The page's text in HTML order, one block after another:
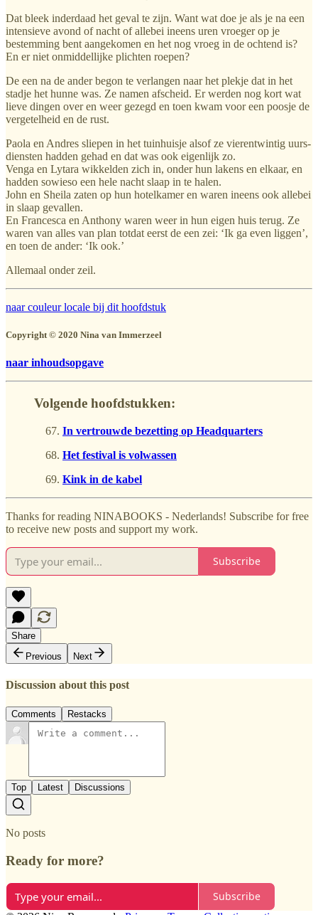
Dat bleek inderdaad het geval te zijn. Want wat doe je als je na een
intensieve avond of nacht of allebei ineens uren vroeger op je
bestemming bent aangekomen en het nog vroeg in de ochtend is?
En er niet onmiddellijke plichten roepen?
De een na de ander begon te verlangen naar het plekje dat in het
stadje het hunne was. Ze namen afscheid. Er werden nog kort wat
lieve dingen over en weer gezegd en toen kwam voor een poosje de
vergetelheid en de rust.
Paola en Andres sliepen in het tuinhuisje alsof ze vierentwintig uurs-
diensten hadden gehad en dat was ook eigenlijk zo.
Venga en Lytara wikkelden zich in, onder hun lakens en elkaar, en
hadden sowieso een hele nacht slaap in te halen.
John en Sheila zaten op hun hotelkamer en waren ineens ook allebei
in slaap gevallen.
En Francesca en Anthony waren weer in hun eigen huis terug. Ze
waren van alles van plan totdat eerst de een zei: ‘Ik ga even liggen’,
en toen de ander: ‘Ik ook.’
Allemaal onder zeil.
naar couleur locale bij dit hoofdstuk
Copyright © 2020 Nina van Immerzeel
naar inhoudsopgave
Volgende hoofdstukken:
In vertrouwde bezetting op Headquarters
Het festival is volwassen
Kink in de kabel
Thanks for reading NINABOOKS - Nederlands! Subscribe for free
to receive new posts and support my work.
Subscribe
Share
Previous
Next
Discussion about this post
Comments Restacks
Top Latest Discussions
No posts
Ready for more?
Subscribe